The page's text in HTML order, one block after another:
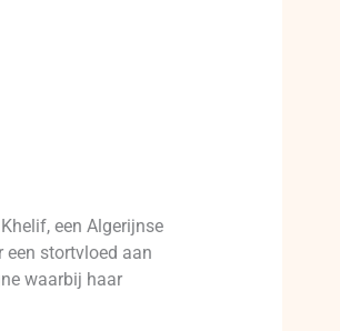
een Algerijnse
een stortvloed aan
waarbij haar